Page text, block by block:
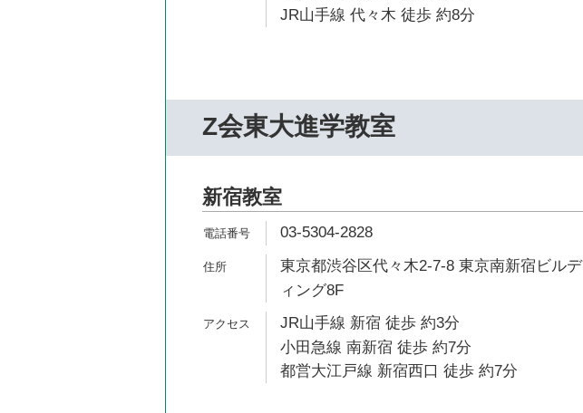
JR山手線 代々木 徒歩 約8分
Z会東大進学教室
新宿教室
03-5304-2828
東京都渋谷区代々木2-7-8 東京南新宿ビルデ
ィング8F
JR山手線 新宿 徒歩 約3分
小田急線 南新宿 徒歩 約7分
都営大江戸線 新宿西口 徒歩 約7分